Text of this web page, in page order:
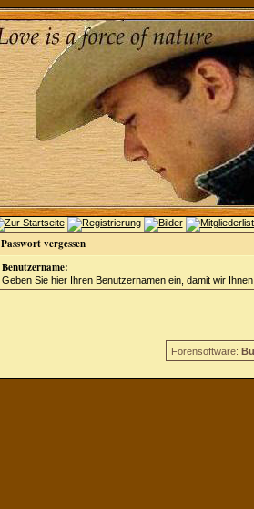
Passwort vergessen
Benutzername:
Geben Sie hier Ihren Benutzernamen ein, damit wir
Forensoftware: